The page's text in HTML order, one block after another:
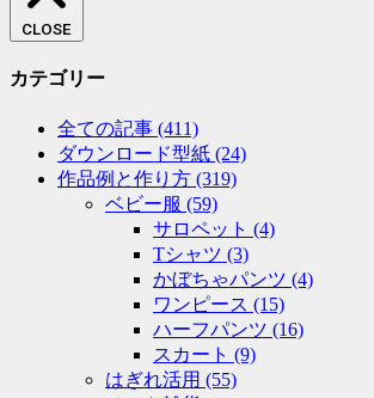
CLOSE
カテゴリー
全ての記事 (411)
ダウンロード型紙 (24)
作品例と作り方 (319)
ベビー服 (59)
サロペット (4)
Tシャツ (3)
かぼちゃパンツ (4)
ワンピース (15)
ハーフパンツ (16)
スカート (9)
はぎれ活用 (55)